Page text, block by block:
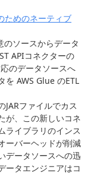
ためのネーティブ
のソースからデータ
APIコネクターの
のデータソースへ
を AWS Glue のETL
ファイルでカス
が、この新しいコネ
ライブラリのインス
ーバーヘッドが削減
データソースへの迅
ータエンジニアはコ